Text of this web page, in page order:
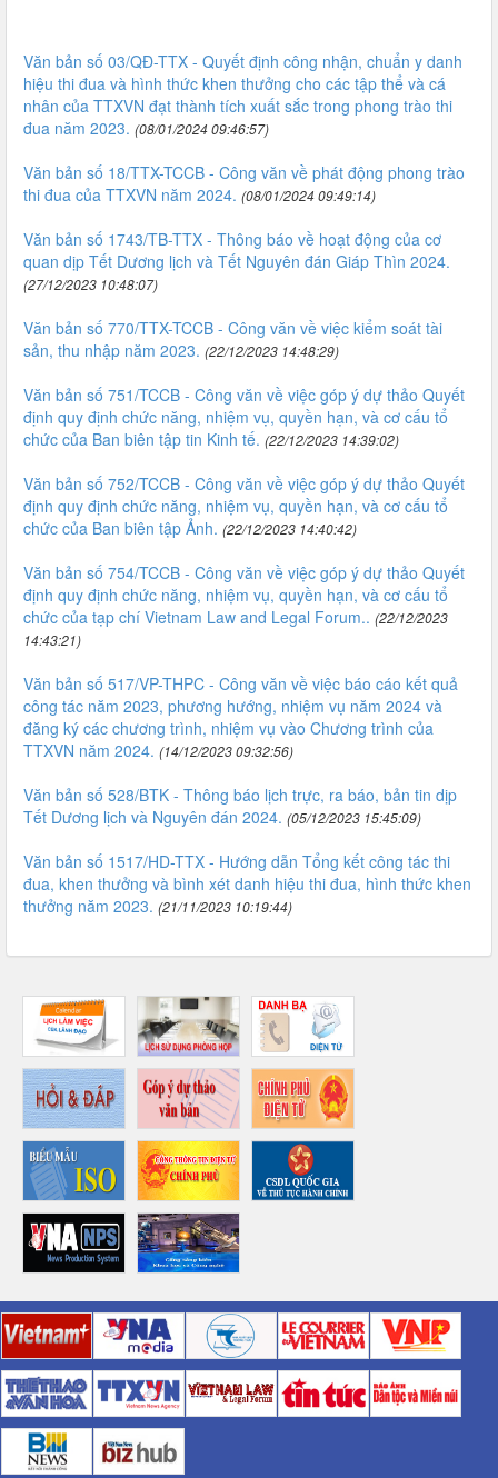
Văn bản số 03/QĐ-TTX - Quyết định công nhận, chuẩn y danh
hiệu thi đua và hình thức khen thưởng cho các tập thể và cá
nhân của TTXVN đạt thành tích xuất sắc trong phong trào thi
đua năm 2023. (08/01/2024 09:46:57)
Văn bản số 18/TTX-TCCB - Công văn về phát động phong trào
thi đua của TTXVN năm 2024. (08/01/2024 09:49:14)
Văn bản số 1743/TB-TTX - Thông báo về hoạt động của cơ
quan dịp Tết Dương lịch và Tết Nguyên đán Giáp Thìn 2024.
(27/12/2023 10:48:07)
Văn bản số 770/TTX-TCCB - Công văn về việc kiểm soát tài
sản, thu nhập năm 2023. (22/12/2023 14:48:29)
Văn bản số 751/TCCB - Công văn về việc góp ý dự thảo Quyết
định quy định chức năng, nhiệm vụ, quyền hạn, và cơ cấu tổ
chức của Ban biên tập tin Kinh tế. (22/12/2023 14:39:02)
Văn bản số 752/TCCB - Công văn về việc góp ý dự thảo Quyết
định quy định chức năng, nhiệm vụ, quyền hạn, và cơ cấu tổ
chức của Ban biên tập Ảnh. (22/12/2023 14:40:42)
Văn bản số 754/TCCB - Công văn về việc góp ý dự thảo Quyết
định quy định chức năng, nhiệm vụ, quyền hạn, và cơ cấu tổ
chức của tạp chí Vietnam Law and Legal Forum.. (22/12/2023
14:43:21)
Văn bản số 517/VP-THPC - Công văn về việc báo cáo kết quả
công tác năm 2023, phương hướng, nhiệm vụ năm 2024 và
đăng ký các chương trình, nhiệm vụ vào Chương trình của
TTXVN năm 2024. (14/12/2023 09:32:56)
Văn bản số 528/BTK - Thông báo lịch trực, ra báo, bản tin dịp
Tết Dương lịch và Nguyên đán 2024. (05/12/2023 15:45:09)
Văn bản số 1517/HD-TTX - Hướng dẫn Tổng kết công tác thi
đua, khen thưởng và bình xét danh hiệu thi đua, hình thức khen
thưởng năm 2023. (21/11/2023 10:19:44)